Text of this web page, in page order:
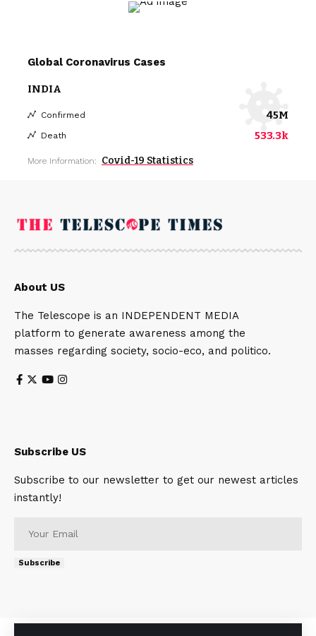
Global Coronavirus Cases
INDIA
Confirmed 45M
Death 533.3k
More Information: Covid-19 Statistics
About US
The Telescope is an INDEPENDENT MEDIA
platform to generate awareness among the
masses regarding society, socio-eco, and politico.
Subscribe US
Subscribe to our newsletter to get our newest articles
instantly!
Subscribe